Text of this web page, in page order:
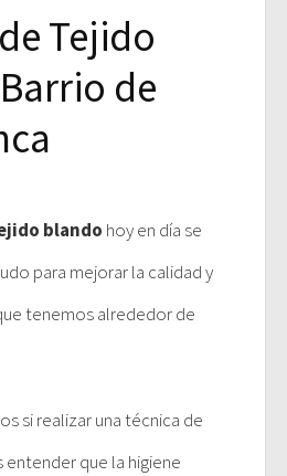
Tejido
de
blando hoy en día se
para mejorar la calidad y
tenemos alrededor de
si realizar una técnica de
que la higiene